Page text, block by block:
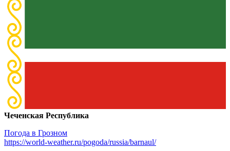
Чеченская Республика
Погода в Грозном
https://world-weather.ru/pogoda/russia/barnaul/